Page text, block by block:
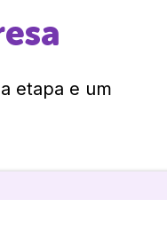
etapa e um